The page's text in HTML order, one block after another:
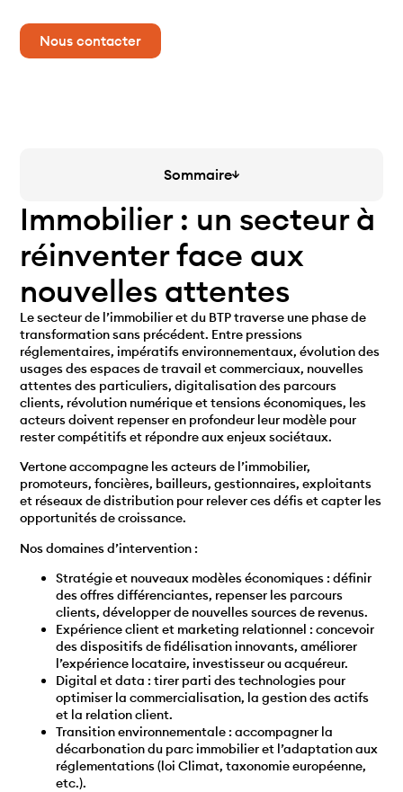
Nous contacter
Sommaire
Immobilier : un secteur à
réinventer face aux
nouvelles attentes
Le secteur de l’immobilier et du BTP traverse une phase de
transformation sans précédent. Entre pressions
réglementaires, impératifs environnementaux, évolution des
usages des espaces de travail et commerciaux, nouvelles
attentes des particuliers, digitalisation des parcours
clients, révolution numérique et tensions économiques, les
acteurs doivent repenser en profondeur leur modèle pour
rester compétitifs et répondre aux enjeux sociétaux.
Vertone accompagne les acteurs de l’immobilier,
promoteurs, foncières, bailleurs, gestionnaires, exploitants
et réseaux de distribution pour relever ces défis et capter les
opportunités de croissance.
Nos domaines d’intervention :
Stratégie et nouveaux modèles économiques : définir
des offres différenciantes, repenser les parcours
clients, développer de nouvelles sources de revenus.
Expérience client et marketing relationnel : concevoir
des dispositifs de fidélisation innovants, améliorer
l’expérience locataire, investisseur ou acquéreur.
Digital et data : tirer parti des technologies pour
optimiser la commercialisation, la gestion des actifs
et la relation client.
Transition environnementale : accompagner la
décarbonation du parc immobilier et l’adaptation aux
réglementations (loi Climat, taxonomie européenne,
etc.).